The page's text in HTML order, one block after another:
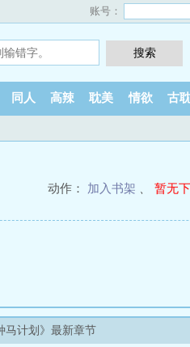
账号：
同人 高辣 耽美 情欲 古
动作： 加入书架
暂无
马计划》最新章节